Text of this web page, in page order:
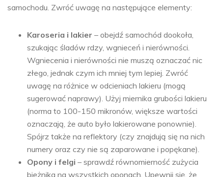
samochodu. Zwróć uwagę na następujące elementy:
Karoseria i lakier – obejdź samochód dookoła,
szukając śladów rdzy, wgnieceń i nierówności.
Wgniecenia i nierówności nie muszą oznaczać nic
złego, jednak czym ich mniej tym lepiej. Zwróć
uwagę na różnice w odcieniach lakieru (mogą
sugerować naprawy). Użyj miernika grubości lakieru
(norma to 100-150 mikronów, większe wartości
oznaczają, że auto było lakierowane ponownie).
Spójrz także na reflektory (czy znajdują się na nich
numery oraz czy nie są zaparowane i popękane).
Opony i felgi – sprawdź równomierność zużycia
bieżnika na wszystkich oponach. Upewnij się, że